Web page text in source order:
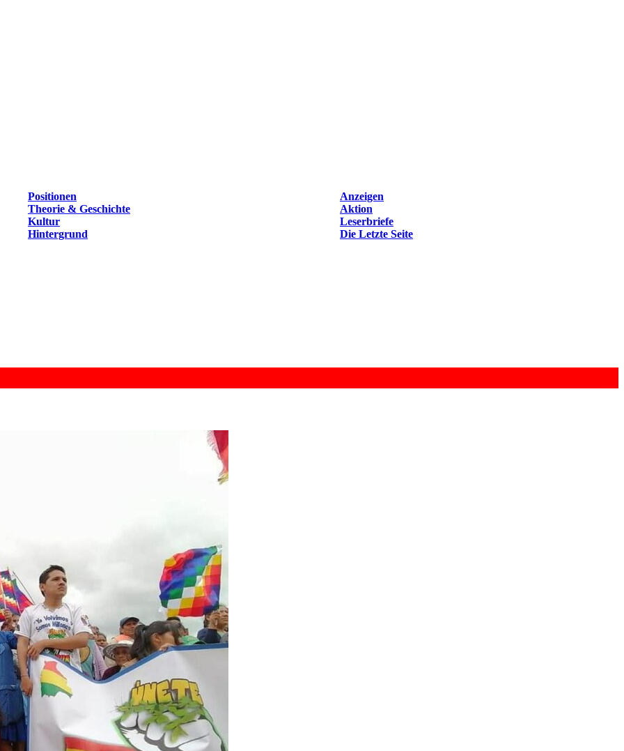
Positionen
Anzeigen
Theorie & Geschichte
Aktion
Kultur
Leserbriefe
Hintergrund Die Letzte Seite